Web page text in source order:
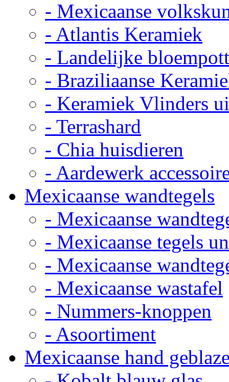
- Mexicaanse
- Atlantis Keramiek
- Landelijke
- Braziliaanse
- Keramiek Vlinders
- Terrashard
- Chia huisdieren
- Aardewerk
Mexicaanse wandtegels
- Mexicaanse
- Mexicaanse tegels
- Mexicaanse
- Mexicaanse wastafel
- Nummers-knoppen
- Asoortiment
Mexicaanse hand